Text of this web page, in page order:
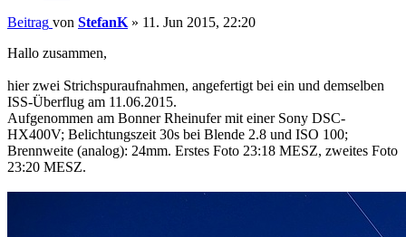
Beitrag von StefanK » 11. Jun 2015, 22:20
Hallo zusammen,
hier zwei Strichspuraufnahmen, angefertigt bei ein und demselben
ISS-Überflug am 11.06.2015.
Aufgenommen am Bonner Rheinufer mit einer Sony DSC-
HX400V; Belichtungszeit 30s bei Blende 2.8 und ISO 100;
Brennweite (analog): 24mm. Erstes Foto 23:18 MESZ, zweites Foto
23:20 MESZ.